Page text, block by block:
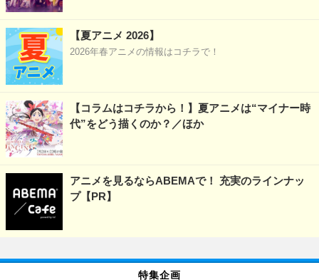
【夏アニメ 2026】
2026年春アニメの情報はコチラで！
【コラムはコチラから！】夏アニメは“マイナー時
代”をどう描くのか？／ほか
アニメを見るならABEMAで！ 充実のラインナッ
プ【PR】
特集企画